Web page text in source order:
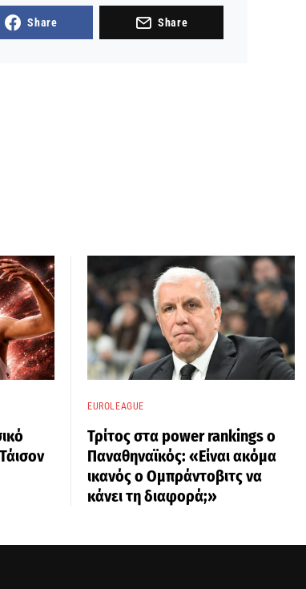
Share Share
EUROLEAGUE
Τρίτος στα power rankings ο
Παναθηναϊκός: «Είναι ακόμα
ικανός ο Ομπράντοβιτς να
κάνει τη διαφορά;»